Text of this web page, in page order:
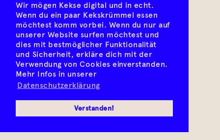
Wir mögen Kekse digital und in echt.
Wenn du ein paar Kekskrümmel essen
möchtest komm vorbei. Wenn du nur auf
unserer Website surfen möchtest und
dies mit bestmöglicher Funktionalität
und Sicherheit, erkläre dich mit der
Verwendung von Cookies einverstanden.
Mehr Infos in unserer
Datenschutzerklärung
Verstanden!